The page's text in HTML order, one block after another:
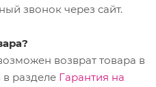
звонок через сайт.
возврат товара в
в разделе Гарантия на